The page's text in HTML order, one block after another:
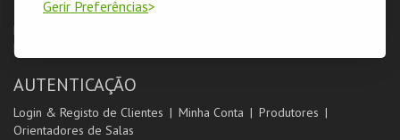
Gerir Preferências
Pesquisar
Livro de Reclamações
AUTENTICAÇÃO
Login & Registo de Clientes Minha Conta
Produtores
Orientadores de Salas